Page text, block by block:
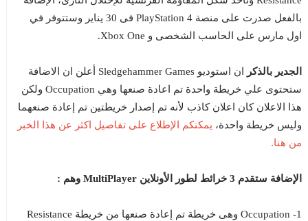
بالفعل صدرت على منصة PlayStation 4 فى 30 يناير وستتوفر في
اول مارس على الحاسب الشخصى و Xbox One.
الجدير بالذكر
ان استوديو Sledgehammer Games أعلن ان الاضافة
ستحتوى علي خريطة واحدة تم اعادة صنعها وهي Occupation ولكن
هذا الاعلان كان اعلان كاذب لأنه تم إصدار خريطتين تم إعادة صنعهما
وليس خريطة واحدة، يمكنكم الإطلاع على تفاصيل اكثر عن هذا الخبر
من هنا.
الإضافة ستقدم 3 خرائط لطور الأونلاين MultiPlayer وهم :
1- Occupation وهى خريطة تم إعادة صنعها من خريطة Resistance